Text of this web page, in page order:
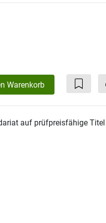
Warenkorb
auf prüfpreisfähige